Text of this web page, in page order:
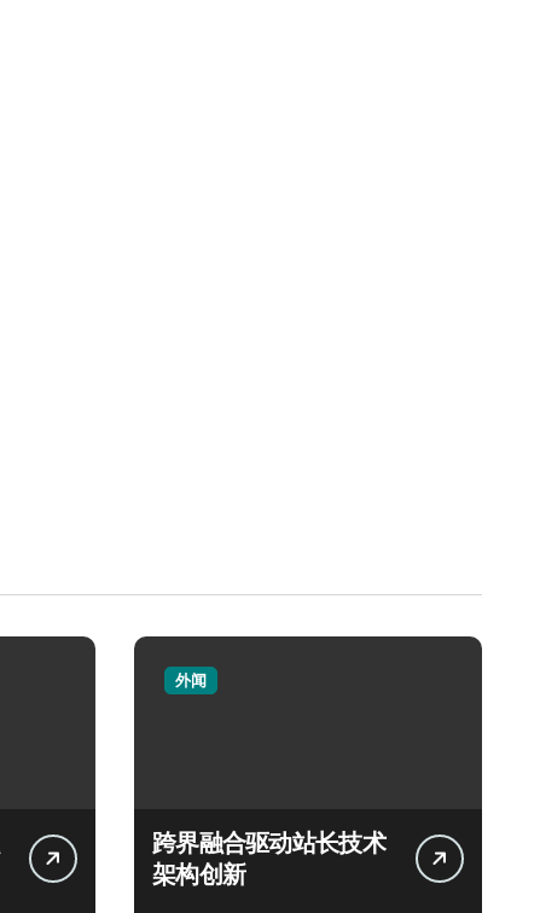
外闻
跨界融合驱动站长技术
架构创新